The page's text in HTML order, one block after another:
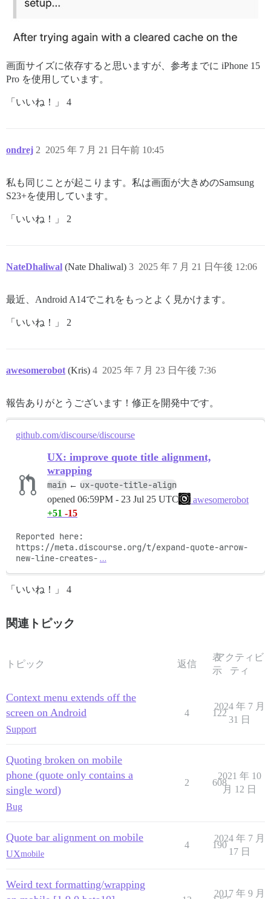
画面サイズに依存すると思いますが、参考までに iPhone 15
Pro を使用しています。
「いいね！」 4
ondrej 2025 年 7 月 21 日午前 10:45
2
私も同じことが起こります。私は画面が大きめのSamsung
S23+を使用しています。
「いいね！」 2
NateDhaliwal (Nate Dhaliwal) 2025 年 7 月 21 日午後 12:06
3
最近、Android A14でこれをもっとよく見かけます。
「いいね！」 2
awesomerobot (Kris) 2025 年 7 月 23 日午後 7:36
4
報告ありがとうございます！修正を開発中です。
github.com/discourse/discourse
UX: improve quote title alignment,
wrapping
main ← ux-quote-title-align
opened 06:59PM - 23 Jul 25 UTC
awesomerobot
+51 -15
Reported here:
https://meta.discourse.org/t/expand-quote-arrow-
new-line-creates- …
「いいね！」 4
関連トピック
トピック 返信
表
示
アクティビ
ティ
Context menu extends off the
screen on Android
Support
4 122
2024 年 7 月
31 日
Quoting broken on mobile
phone (quote only contains a
single word)
Bug
2 608
2021 年 10
月 12 日
Quote bar alignment on mobile
UXmobile
4 190
2024 年 7 月
17 日
Weird text formatting/wrapping
2017 年 9 月